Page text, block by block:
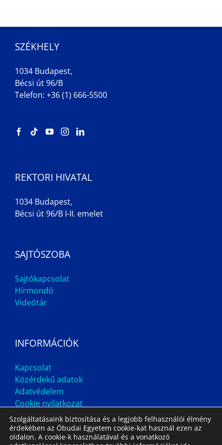
SZÉKHELY
1034 Budapest,
Bécsi út 96/B
Telefon: +36 (1) 666-5500
REKTORI HIVATAL
1034 Budapest,
Bécsi út 96/B I-II. emelet
SAJTÓSZOBA
Sajtókapcsolat
Hírmondó
Videótár
INFORMÁCIÓK
Kapcsolat
Közérdekű adatok
Adatvédelem
Cookie nyilatkozat
Szolgáltatásaink biztosítása és a legjobb felhasználói élmény
érdekében az Óbudai Egyetem cookie-kat használ ezen az
oldalon. A cookie-k használatával és a vonatkozó